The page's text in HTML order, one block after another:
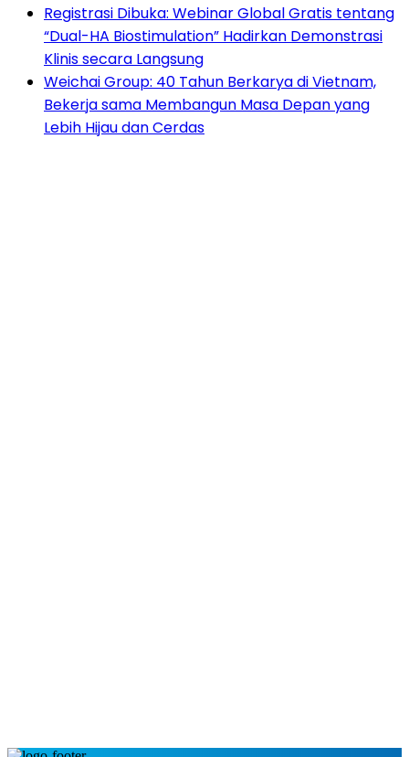
Registrasi Dibuka: Webinar Global Gratis tentang
“Dual-HA Biostimulation” Hadirkan Demonstrasi
Klinis secara Langsung
Weichai Group: 40 Tahun Berkarya di Vietnam,
Bekerja sama Membangun Masa Depan yang
Lebih Hijau dan Cerdas